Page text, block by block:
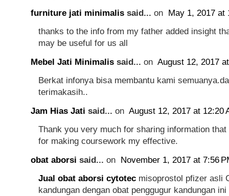
furniture jati minimalis said... on May 1, 2017 at
thanks to the info from my father added insight
may be useful for us all
Mebel Jati Minimalis said... on August 12, 2017
Berkat infonya bisa membantu kami
terimakasih..
Jam Hias Jati said... on August 12, 2017 at 12:20
Thank you very much for sharing information
for making coursework my effective.
obat aborsi said... on November 1, 2017 at 7:56
Jual obat aborsi cytotec misoprostol pfizer asli
kandungan dengan obat penggugur kandungan